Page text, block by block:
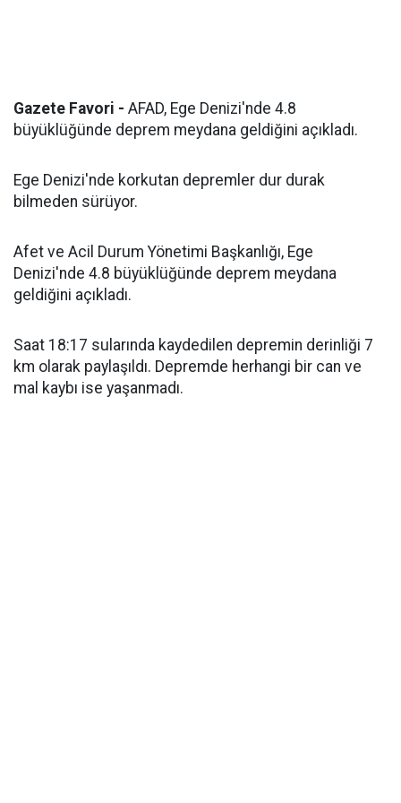
Gazete Favori - AFAD, Ege Denizi'nde 4.8
büyüklüğünde deprem meydana geldiğini açıkladı.
Ege Denizi'nde korkutan depremler dur durak
bilmeden sürüyor.
Afet ve Acil Durum Yönetimi Başkanlığı, Ege
Denizi'nde 4.8 büyüklüğünde deprem meydana
geldiğini açıkladı.
Saat 18:17 sularında kaydedilen depremin derinliği 7
km olarak paylaşıldı. Depremde herhangi bir can ve
mal kaybı ise yaşanmadı.